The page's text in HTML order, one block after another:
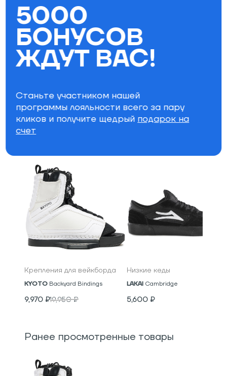
Ширина оправы: 138 мм
Длина дужки: 140 мм
Параметры фильтра
Тип оправы
Материал оправы
Бренд
Крепления для вейкборда
KYOTO Backyard Bindings
9,970 ₽19,950₽
Низкие кеды
LAKAI Cambridge
5,600 ₽
Ранее просмотренные товары
5000
БОНУСОВ
ЖДУТ ВАС!
Станьте участником нашей
программы лояльности всего за пару
кликов и получите щедрый подарок на
счет